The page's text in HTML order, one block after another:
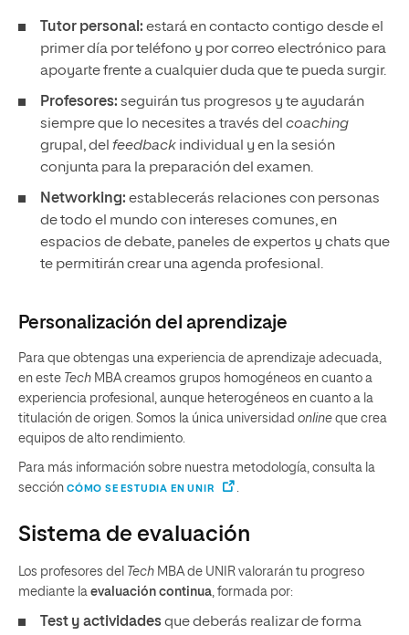
Tutor personal: estará en contacto contigo desde el
primer día por teléfono y por correo electrónico para
apoyarte frente a cualquier duda que te pueda surgir.
Profesores: seguirán tus progresos y te ayudarán
siempre que lo necesites a través del coaching
grupal, del feedback individual y en la sesión
conjunta para la preparación del examen.
Networking: establecerás relaciones con personas
de todo el mundo con intereses comunes, en
espacios de debate, paneles de expertos y chats que
te permitirán crear una agenda profesional.
Personalización del aprendizaje
Para que obtengas una experiencia de aprendizaje adecuada,
en este Tech MBA creamos grupos homogéneos en cuanto a
experiencia profesional, aunque heterogéneos en cuanto a la
titulación de origen. Somos la única universidad online que crea
equipos de alto rendimiento.
Para más información sobre nuestra metodología, consulta la
sección CÓMO SE ESTUDIA EN UNIR .
Sistema de evaluación
Los profesores del Tech MBA de UNIR valorarán tu progreso
mediante la evaluación continua, formada por:
Test y actividadesque deberás realizar de forma